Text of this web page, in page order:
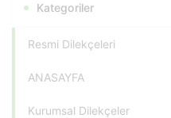
Kategoriler
Resmi Dilekçeleri
ANASAYFA
Kurumsal Dilekçeler